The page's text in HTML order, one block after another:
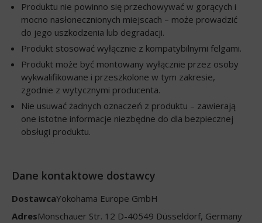
Produktu nie powinno się przechowywać w gorących i
mocno nasłonecznionych miejscach – może prowadzić
do jego uszkodzenia lub degradacji.
Produkt stosować wyłącznie z kompatybilnymi felgami.
Produkt może być montowany wyłącznie przez osoby
wykwalifikowane i przeszkolone w tym zakresie,
zgodnie z wytycznymi producenta.
Nie usuwać żadnych oznaczeń z produktu – zawierają
one istotne informacje niezbędne do dla bezpiecznej
obsługi produktu.
Dane kontaktowe dostawcy
DostawcaYokohama Europe GmbH
AdresMonschauer Str. 12 D-40549 Düsseldorf, Germany